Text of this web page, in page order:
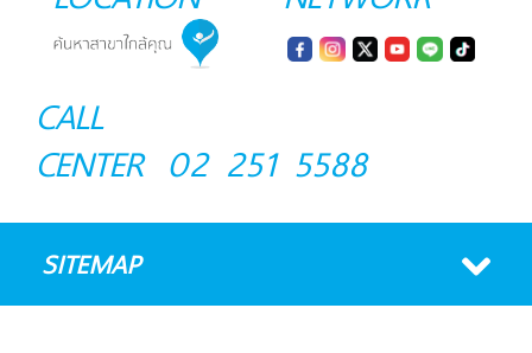
CALL
CENTER 02 251 5588
SITEMAP